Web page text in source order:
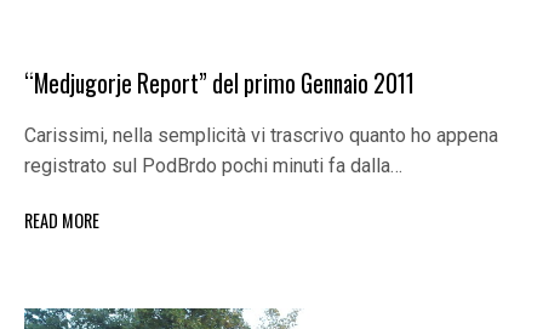
“Medjugorje Report” del primo Gennaio 2011
Carissimi, nella semplicità vi trascrivo quanto ho appena
registrato sul PodBrdo pochi minuti fa dalla…
READ MORE